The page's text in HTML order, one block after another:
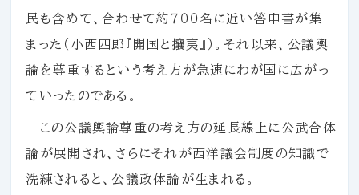
民も含めて、合わせて約７００名に近い答申書が集
まった（小西四郎『開国と攘夷』）。それ以来、公議輿
論を尊重するという考え方が急速にわが国に広がっ
ていったのである。
この公議輿論尊重の考え方の延長線上に公武合体
論が展開され、さらにそれが西洋議会制度の知識で
洗練されると、公議政体論が生まれる。